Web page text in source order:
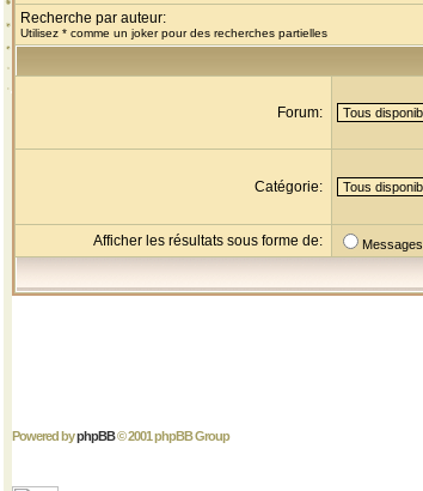
Recherche par auteur:
Utilisez * comme un joker pour des recherches partielles
Forum:
Catégorie:
Afficher les résultats sous forme de: Messages
Powered byphpBB© 2001 phpBB Group